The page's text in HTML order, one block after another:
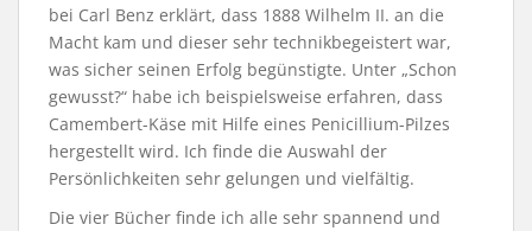
bei Carl Benz erklärt, dass 1888 Wilhelm II. an die
Macht kam und dieser sehr technikbegeistert war,
was sicher seinen Erfolg begünstigte. Unter „Schon
gewusst?“ habe ich beispielsweise erfahren, dass
Camembert-Käse mit Hilfe eines Penicillium-Pilzes
hergestellt wird. Ich finde die Auswahl der
Persönlichkeiten sehr gelungen und vielfältig.
Die vier Bücher finde ich alle sehr spannend und